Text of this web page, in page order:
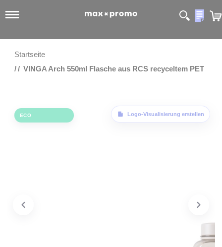
Startseite
VINGA Arch 550ml Flasche aus RCS recyceltem PET
Logo-Visualisierung erstellen
Zum Ende der Bildgalerie springen
ECO